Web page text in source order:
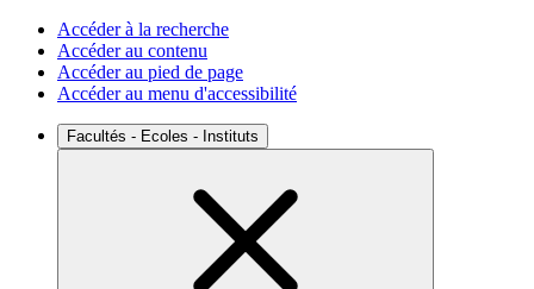
Accéder à la recherche
Accéder au contenu
Accéder au pied de page
Accéder au menu d'accessibilité
Facultés - Ecoles - Instituts